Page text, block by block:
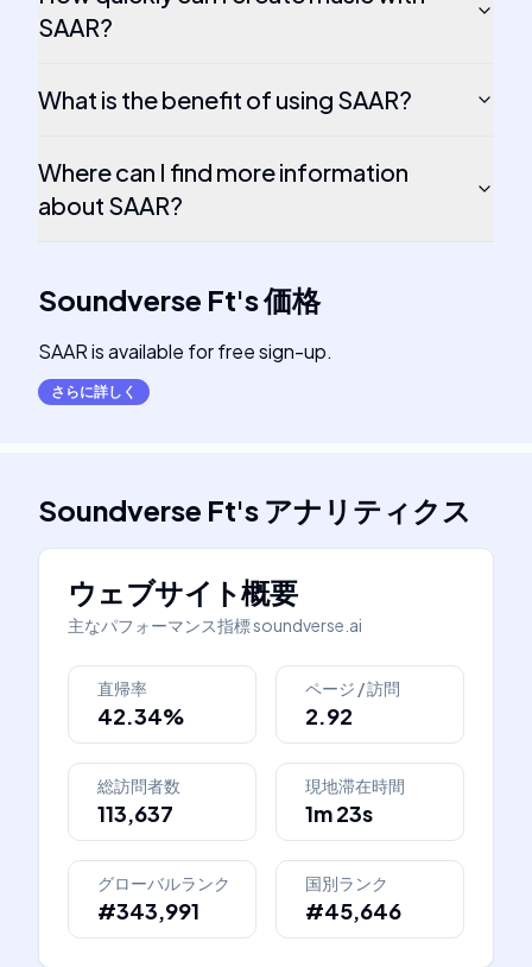
SAAR?
What is the benefit of using SAAR?
Where can I find more information
about SAAR?
Soundverse Ft's価格
SAAR is available for free sign-up.
さらに詳しく
Soundverse Ft's アナリティクス
ウェブサイト概要
主なパフォーマンス指標soundverse.ai
直帰率
42.34%
ページ / 訪問
2.92
総訪問者数
113,637
現地滞在時間
1m 23s
グローバルランク
#343,991
国別ランク
#45,646